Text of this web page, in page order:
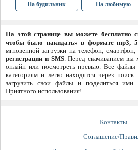
На будильник На любимую
На этой странице вы можете бесплатно
чтобы было накидать» в формате mp3,
мгновенной загрузки на телефон,
регистрации и SMS. Перед скачиванием вы
онлайн или посмотреть превью. Все файлы
категориям и легко находятся через
загрузить свои файлы и поделиться ими
Приятного использования!
Контакты
Соглашение/